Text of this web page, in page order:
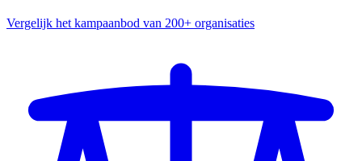
Vergelijk het kampaanbod van 200+ organisaties